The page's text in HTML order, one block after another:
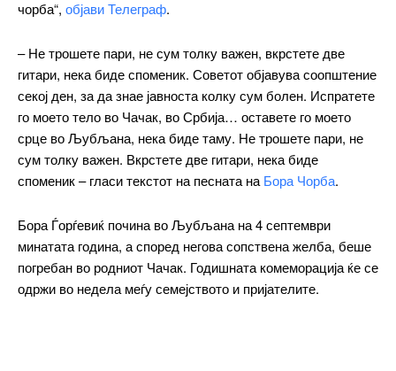
чорба“, објави Телеграф.
– Не трошете пари, не сум толку важен, вкрстете две
гитари, нека биде споменик. Советот објавува соопштение
секој ден, за да знае јавноста колку сум болен. Испратете
го моето тело во Чачак, во Србија… оставете го моето
срце во Љубљана, нека биде таму. Не трошете пари, не
сум толку важен. Вкрстете две гитари, нека биде
споменик – гласи текстот на песната наБора Чорба.
Бора Ѓорѓевиќ почина во Љубљана на 4 септември
минатата година, а според негова сопствена желба, беше
погребан во родниот Чачак. Годишната комеморација ќе се
одржи во недела меѓу семејството и пријателите.